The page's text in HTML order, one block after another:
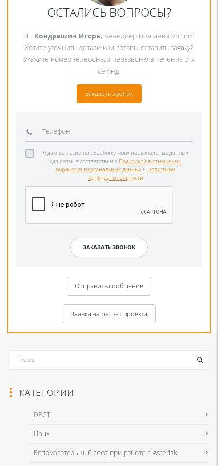
ОСТАЛИСЬ ВОПРОСЫ?
Я - Кондрашин Игорь, менеджер компании Voxlink.
Хотите уточнить детали или готовы оставить заявку?
Укажите номер телефона, я перезвоню в течение 3-х
секунд.
Заказать звонок
Я даю согласие на обработку моих персональных данных
для связи в соответствии с Политикой в отношении
обработки персональных данных и Политикой
конфиденциальности
Отправить сообщение
Я даю согласие на обработку моих персональных данных для связи
в соответствии сПолитикой в отношении обработки персональных
Заявка на расчет проекта
КАТЕГОРИИ
DECT
Linux
Вспомогательный софт при работе с Asterisk